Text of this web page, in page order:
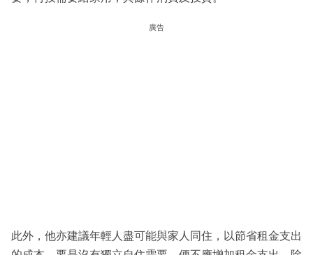
廣告
此外，他亦建議年輕人盡可能與家人同住，以節省租金支出